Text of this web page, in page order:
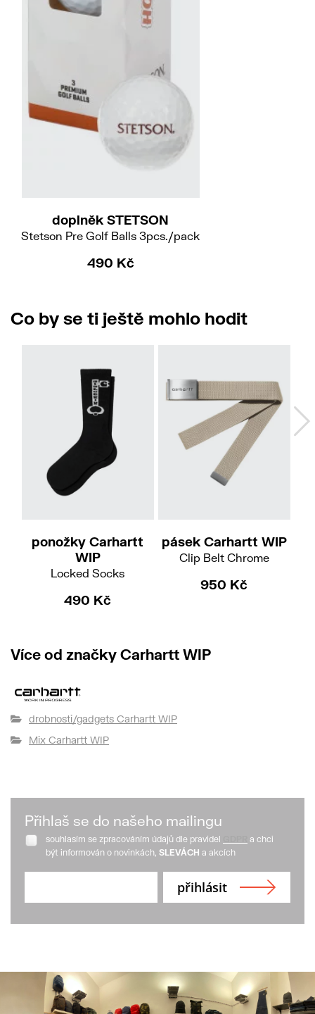
doplněk STETSON
Stetson Pre Golf Balls 3pcs./pack
490 Kč
Co by se ti ještě mohlo hodit
ponožky Carhartt
WIP
Locked Socks
490 Kč
pásek Carhartt WIP
Clip Belt Chrome
950 Kč
Více od značky Carhartt WIP
drobnosti/gadgets Carhartt WIP
Mix Carhartt WIP
Přihlaš se do našeho mailingu
souhlasím se zpracováním údajů dle pravidel
a chci
být informován o novinkách, SLEVÁCH a akcích